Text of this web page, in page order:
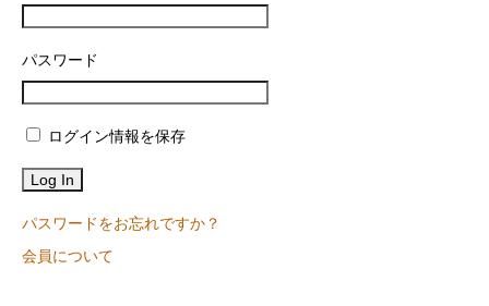
パスワード
ログイン情報を保存
パスワードをお忘れですか？
会員について